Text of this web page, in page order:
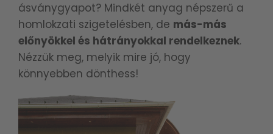
ásványgyapot? Mindkét anyag népszerű a
homlokzati szigetelésben, de más-más
előnyökkel és hátrányokkal rendelkeznek.
Nézzük meg, melyik mire jó, hogy
könnyebben dönthess!